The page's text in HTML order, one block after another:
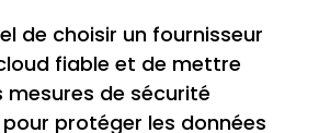
de choisir un fournisseur
fiable et de mettre
mesures de sécurité
protéger les données